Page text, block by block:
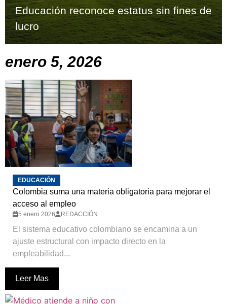
Educación reconoce estatus sin fines de
lucro
enero 5, 2026
EDUCACIÓN
Colombia suma una materia obligatoria para mejorar el
acceso al empleo
5 enero 2026 REDACCIÓN
El sistema educativo colombiano se encamina a un
ajuste estructural con impacto directo en la
empleabilidad...
Leer Mas